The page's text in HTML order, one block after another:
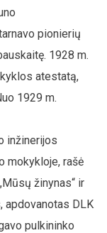
pionierių
1928 m.
atestatą,
1929 m.
inžinerijos
mokykloje, rašė
žinynas“ ir
apdovanotas DLK
pulkininko